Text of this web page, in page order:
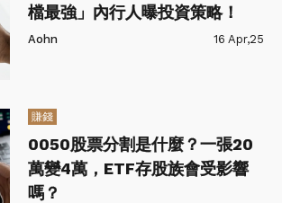
檔最強」內行人曝投資策略！
Aohn 16 Apr,25
賺錢
0050股票分割是什麼？一張20
萬變4萬，ETF存股族會受影響
嗎？